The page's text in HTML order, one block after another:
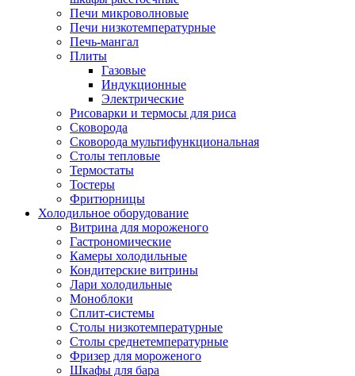
Печи микроволновые
Печи низкотемпературные
Печь-мангал
Плиты
Газовые
Индукционные
Электрические
Рисоварки и термосы для риса
Сковорода
Сковорода мультифункциональная
Столы тепловые
Термостаты
Тостеры
Фритюрницы
Холодильное оборудование
Витрина для мороженого
Гастрономические
Камеры холодильные
Кондитерские витрины
Лари холодильные
Моноблоки
Сплит-системы
Столы низкотемпературные
Столы среднетемпературные
Фризер для мороженого
Шкафы для бара